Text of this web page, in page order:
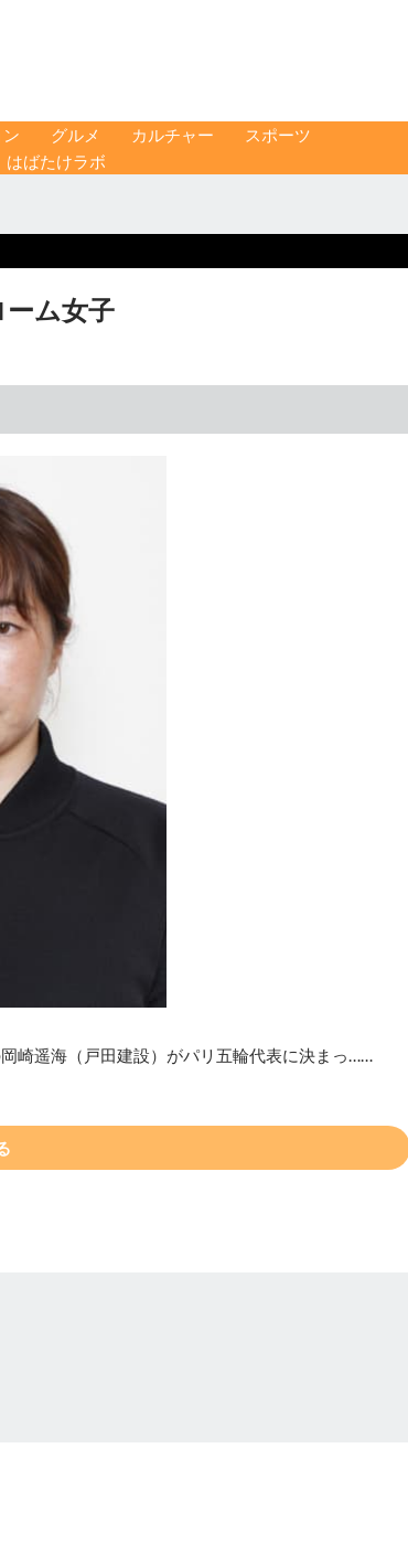
グルメ カルチャー
スポーツ
はばたけラボ
ーム女子
崎遥海（戸田建設）がパリ五輪代表に決まっ……